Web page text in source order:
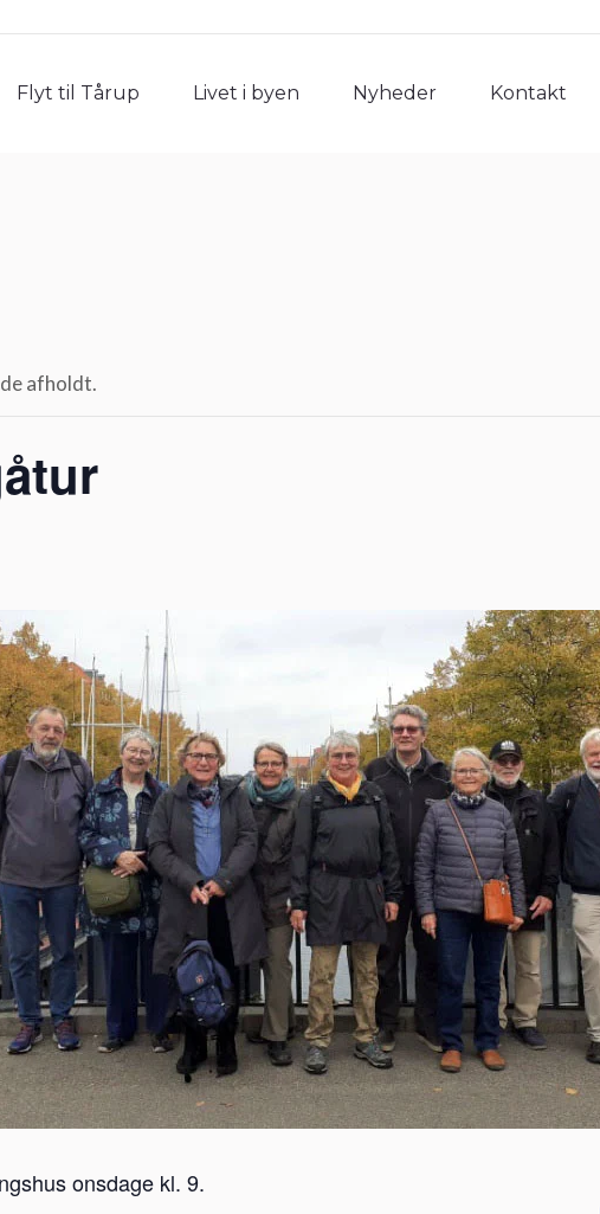
Flyt til Tårup Livet i byen Nyheder Kontakt
afholdt.
onsdage kl. 9.
Flyt til Tårup Livet i byen Nyheder Kontakt